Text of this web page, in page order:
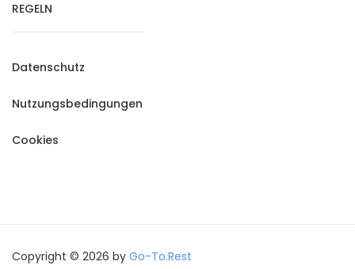
REGELN
Datenschutz
Nutzungsbedingungen
Cookies
Copyright © 2026 by Go-To.Rest